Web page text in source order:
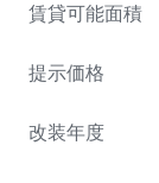
賃貸可能面積
提示価格
改装年度